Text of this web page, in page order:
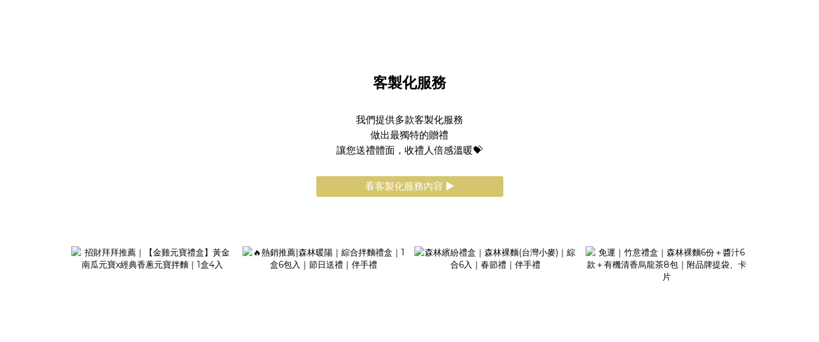
客製化服務
我們提供多款客製化服務
做出最獨特的贈禮
讓您送禮體面，收禮人倍感溫暖💝
看客製化服務內容 ►